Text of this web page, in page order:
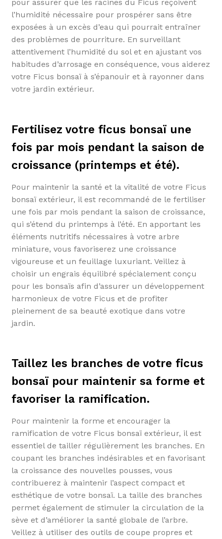
pour assurer que les racines du Ficus reçoivent
l’humidité nécessaire pour prospérer sans être
exposées à un excès d’eau qui pourrait entraîner
des problèmes de pourriture. En surveillant
attentivement l’humidité du sol et en ajustant vos
habitudes d’arrosage en conséquence, vous aiderez
votre Ficus bonsaï à s’épanouir et à rayonner dans
votre jardin extérieur.
Fertilisez votre ficus bonsaï une
fois par mois pendant la saison de
croissance (printemps et été).
Pour maintenir la santé et la vitalité de votre Ficus
bonsaï extérieur, il est recommandé de le fertiliser
une fois par mois pendant la saison de croissance,
qui s’étend du printemps à l’été. En apportant les
éléments nutritifs nécessaires à votre arbre
miniature, vous favoriserez une croissance
vigoureuse et un feuillage luxuriant. Veillez à
choisir un engrais équilibré spécialement conçu
pour les bonsaïs afin d’assurer un développement
harmonieux de votre Ficus et de profiter
pleinement de sa beauté exotique dans votre
jardin.
Taillez les branches de votre ficus
bonsaï pour maintenir sa forme et
favoriser la ramification.
Pour maintenir la forme et encourager la
ramification de votre Ficus bonsaï extérieur, il est
essentiel de tailler régulièrement les branches. En
coupant les branches indésirables et en favorisant
la croissance des nouvelles pousses, vous
contribuerez à maintenir l’aspect compact et
esthétique de votre bonsaï. La taille des branches
permet également de stimuler la circulation de la
sève et d’améliorer la santé globale de l’arbre.
Veillez à utiliser des outils de coupe propres et